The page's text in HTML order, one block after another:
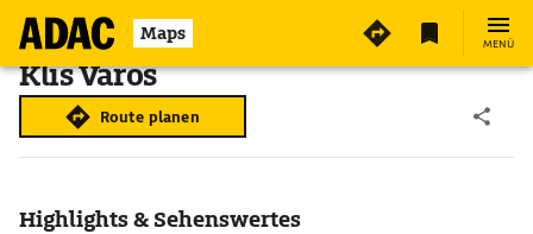
Maps MENÜ
Klis Varoš
Route planen
Highlights & Sehenswertes